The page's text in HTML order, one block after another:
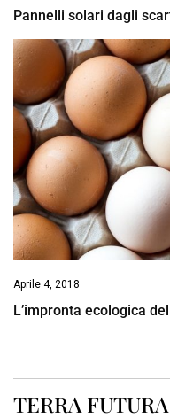
Pannelli solari dagli
Aprile 4, 2018
L’impronta ecologica
TERRA FUTURA